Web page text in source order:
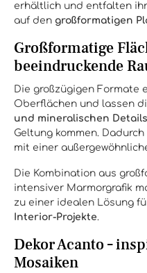
erhältlich und entfalten
auf den großformatigen
Großformatige
beeindruckende
Die großzügigen Formate
Oberflächen und lassen
und mineralischen Details
Geltung kommen.
mit einer
Die Kombination aus
intensiver Marmorgrafik
zu einer idealen Lösung
Interior-Projekte.
Dekor Acanto –
Mosaiken